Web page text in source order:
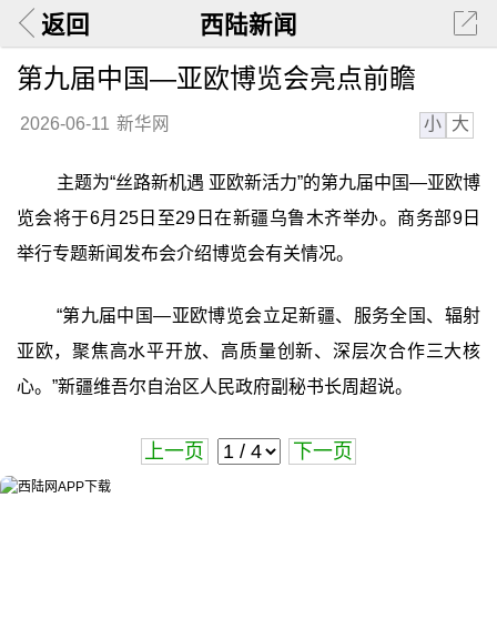
返回 西陆新闻
第九届中国—亚欧博览会亮点前瞻
2026-06-11 新华网 小 大
主题为“丝路新机遇 亚欧新活力”的第九届中国—亚欧博
览会将于6月25日至29日在新疆乌鲁木齐举办。商务部9日
举行专题新闻发布会介绍博览会有关情况。
“第九届中国—亚欧博览会立足新疆、服务全国、辐射
亚欧，聚焦高水平开放、高质量创新、深层次合作三大核
心。”新疆维吾尔自治区人民政府副秘书长周超说。
上一页 下一页